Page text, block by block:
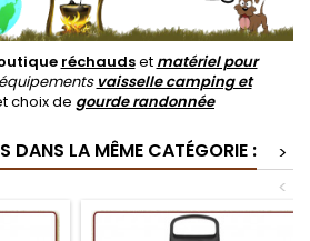
réchaudset matériel pour
vaisselle camping et
choix de gourde randonnée
DANS LA MÊME CATÉGORIE :
>
<